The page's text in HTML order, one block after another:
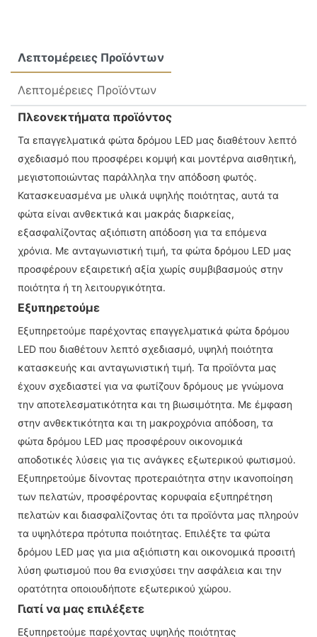
Λεπτομέρειες Προϊόντων
Λεπτομέρειες Προϊόντων
Πλεονεκτήματα προϊόντος
Τα επαγγελματικά φώτα δρόμου LED μας διαθέτουν λεπτό
σχεδιασμό που προσφέρει κομψή και μοντέρνα αισθητική,
μεγιστοποιώντας παράλληλα την απόδοση φωτός.
Κατασκευασμένα με υλικά υψηλής ποιότητας, αυτά τα
φώτα είναι ανθεκτικά και μακράς διαρκείας,
εξασφαλίζοντας αξιόπιστη απόδοση για τα επόμενα
χρόνια. Με ανταγωνιστική τιμή, τα φώτα δρόμου LED μας
προσφέρουν εξαιρετική αξία χωρίς συμβιβασμούς στην
ποιότητα ή τη λειτουργικότητα.
Εξυπηρετούμε
Εξυπηρετούμε παρέχοντας επαγγελματικά φώτα δρόμου
LED που διαθέτουν λεπτό σχεδιασμό, υψηλή ποιότητα
κατασκευής και ανταγωνιστική τιμή. Τα προϊόντα μας
έχουν σχεδιαστεί για να φωτίζουν δρόμους με γνώμονα
την αποτελεσματικότητα και τη βιωσιμότητα. Με έμφαση
στην ανθεκτικότητα και τη μακροχρόνια απόδοση, τα
φώτα δρόμου LED μας προσφέρουν οικονομικά
αποδοτικές λύσεις για τις ανάγκες εξωτερικού φωτισμού.
Εξυπηρετούμε δίνοντας προτεραιότητα στην ικανοποίηση
των πελατών, προσφέροντας κορυφαία εξυπηρέτηση
πελατών και διασφαλίζοντας ότι τα προϊόντα μας πληρούν
τα υψηλότερα πρότυπα ποιότητας. Επιλέξτε τα φώτα
δρόμου LED μας για μια αξιόπιστη και οικονομικά προσιτή
λύση φωτισμού που θα ενισχύσει την ασφάλεια και την
ορατότητα οποιουδήποτε εξωτερικού χώρου.
Γιατί να μας επιλέξετε
Εξυπηρετούμε παρέχοντας υψηλής ποιότητας